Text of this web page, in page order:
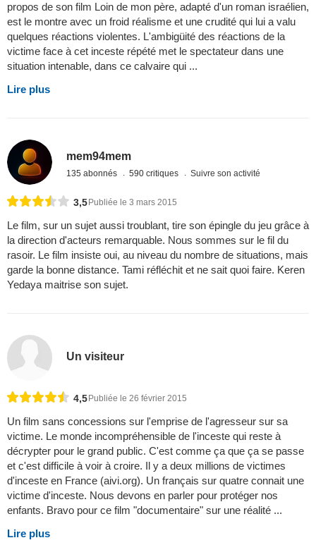
propos de son film Loin de mon père, adapté d'un roman israélien,
est le montre avec un froid réalisme et une crudité qui lui a valu
quelques réactions violentes. L'ambigüité des réactions de la
victime face à cet inceste répété met le spectateur dans une
situation intenable, dans ce calvaire qui ...
Lire plus
mem94mem
135 abonnés 590 critiques Suivre son activité
3,5 Publiée le 3 mars 2015
Le film, sur un sujet aussi troublant, tire son épingle du jeu grâce à
la direction d'acteurs remarquable. Nous sommes sur le fil du
rasoir. Le film insiste oui, au niveau du nombre de situations, mais
garde la bonne distance. Tami réfléchit et ne sait quoi faire. Keren
Yedaya maitrise son sujet.
Un visiteur
4,5Publiée le 26 février 2015
Un film sans concessions sur l'emprise de l'agresseur sur sa
victime. Le monde incompréhensible de l'inceste qui reste à
décrypter pour le grand public. C'est comme ça que ça se passe
et c'est difficile à voir à croire. Il y a deux millions de victimes
d'inceste en France (aivi.org). Un français sur quatre connait une
victime d'inceste. Nous devons en parler pour protéger nos
enfants. Bravo pour ce film "documentaire" sur une réalité ...
Lire plus